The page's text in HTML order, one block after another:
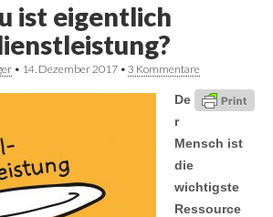
ist eigentlich
• 14. Dezember 2017 • 3 Kommentare
De
r
Mensch ist
die
wichtigste
Ressource